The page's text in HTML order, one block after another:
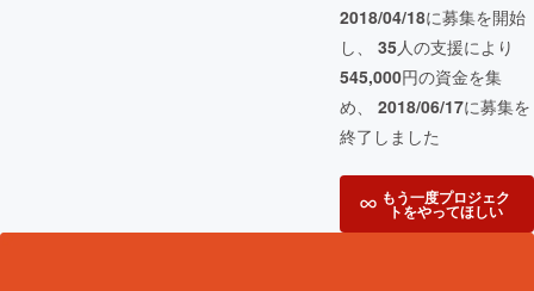
2018/04/18に募集を開始
し、 35人の支援により
545,000円の資金を集
め、 2018/06/17に募集を
終了しました
もう一度プロジェク
トをやってほしい